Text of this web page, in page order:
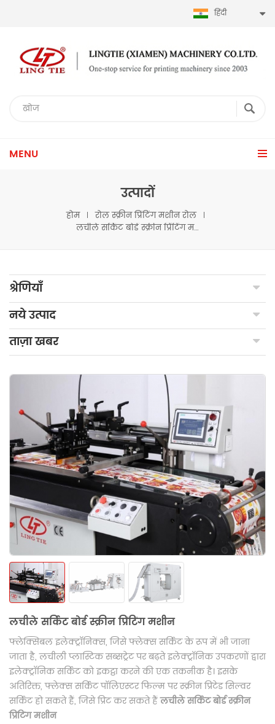
हिंदी
MENU
उत्पादों
होम
रोल स्क्रीन प्रिंटिंग मशीन रोल
लचीले सर्किट बोर्ड स्क्रीन प्रिंटिंग मशीन
श्रेणियाँ
नये उत्पाद
ताज़ा खबर
लचीले सर्किट बोर्ड स्क्रीन प्रिंटिंग मशीन
फ्लेक्सिबल इलेक्ट्रॉनिक्स, जिसे फ्लेक्स सर्किट के रूप में भी जाना
जाता है, लचीली प्लास्टिक सब्सट्रेट पर बढ़ते इलेक्ट्रॉनिक उपकरणों द्वारा
इलेक्ट्रॉनिक सर्किट को इकट्ठा करने की एक तकनीक है। इसके
अतिरिक्त, फ्लेक्स सर्किट पॉलिएस्टर फिल्म पर स्क्रीन प्रिंटेड सिल्वर
सर्किट हो सकते हैं, जिसे प्रिंट कर सकते हैंलचीले सर्किट बोर्ड स्क्रीन
प्रिंटिंग मशीन